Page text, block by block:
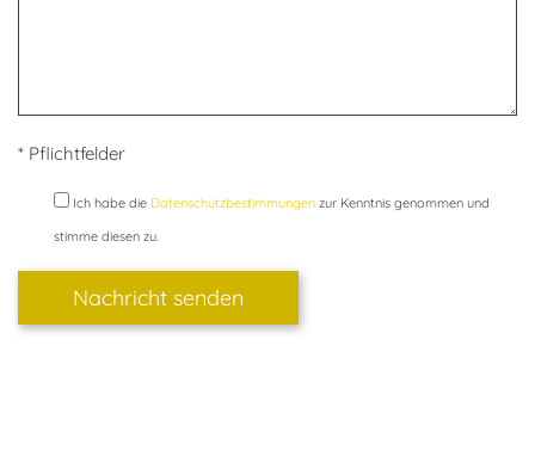
* Pflichtfelder
Ich habe die Datenschutzbestimmungen zur Kenntnis genommen und
stimme diesen zu.